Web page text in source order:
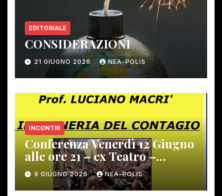
EDITORIALE
CONSIDERAZIONI
21 GIUGNO 2026 NEA-POLIS
INCONTRI
Conferenza Venerdì 12 Giugno
alle ore 21 – ex Teatro –
Gambassi Terme –
9 GIUGNO 2026 NEA-POLIS